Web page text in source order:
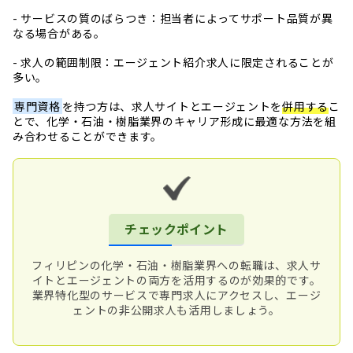
- サービスの質のばらつき：担当者によってサポート品質が異
なる場合がある。
- 求人の範囲制限：エージェント紹介求人に限定されることが
多い。
専門資格 を持つ方は、求人サイトとエージェントを併用するこ
とで、化学・石油・樹脂業界のキャリア形成に最適な方法を組
み合わせることができます。
チェックポイント
フィリピンの化学・石油・樹脂業界への転職は、求人サ
イトとエージェントの両方を活用するのが効果的です。
業界特化型のサービスで専門求人にアクセスし、エージ
ェントの非公開求人も活用しましょう。